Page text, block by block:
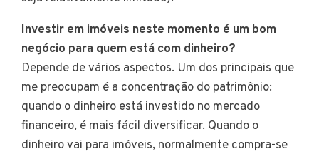
Investir em imóveis neste momento é um bom
negócio para quem está com dinheiro?
Depende de vários aspectos. Um dos principais que
me preocupam é a concentração do patrimônio:
quando o dinheiro está investido no mercado
financeiro, é mais fácil diversificar. Quando o
dinheiro vai para imóveis, normalmente compra-se